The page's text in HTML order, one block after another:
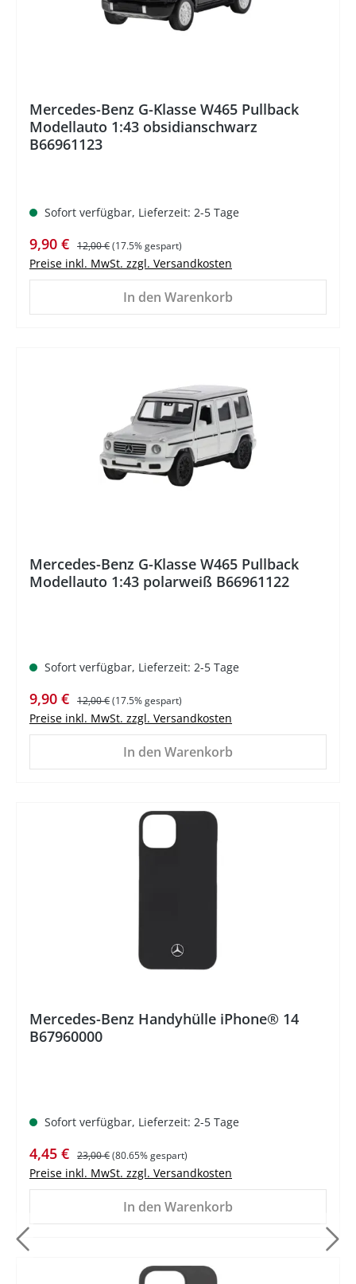
Mercedes-Benz G-Klasse W465 Pullback
Modellauto 1:43 obsidianschwarz
B66961123
Sofort verfügbar, Lieferzeit: 2-5 Tage
Verkaufspreis:
9,90 € Regulärer Preis:
12,00 €(17.5% gespart)
Preise inkl. MwSt. zzgl. Versandkosten
In den Warenkorb
Mercedes-Benz G-Klasse W465 Pullback
Modellauto 1:43 polarweiß B66961122
Sofort verfügbar, Lieferzeit: 2-5 Tage
Verkaufspreis:
9,90 € Regulärer Preis:
12,00 €(17.5% gespart)
Preise inkl. MwSt. zzgl. Versandkosten
In den Warenkorb
Mercedes-Benz Handyhülle iPhone® 14
B67960000
Sofort verfügbar, Lieferzeit: 2-5 Tage
Verkaufspreis:
4,45 € Regulärer Preis:
23,00 €(80.65% gespart)
Preise inkl. MwSt. zzgl. Versandkosten
In den Warenkorb